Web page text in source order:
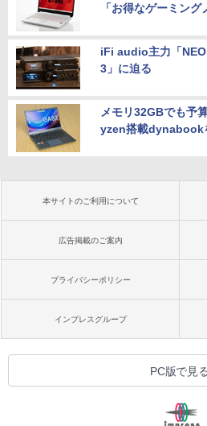
「お得なゲーミング
iFi audio主力「
3」に迫る
メモリ32GBでも予
yzen搭載dynabook
本サイトのご利用について
広告掲載のご案内
プライバシーポリシー
インプレスグループ
PC版で見る